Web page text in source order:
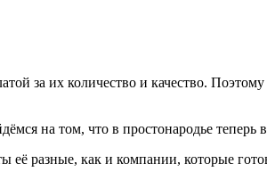
за их количество и качество.
на том, что в простонародье теперь
разные, как и компании, которые